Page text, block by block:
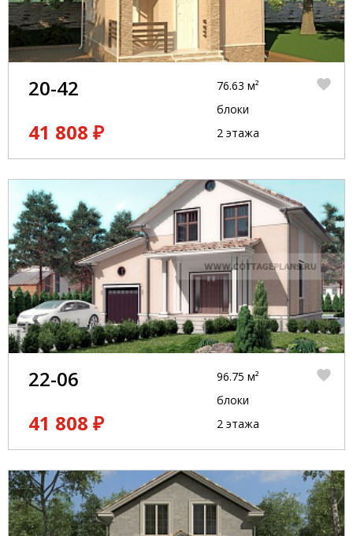
20-42
41 808 ₽
76.63 м²
блоки
2 этажа
22-06
41 808 ₽
96.75 м²
блоки
2 этажа